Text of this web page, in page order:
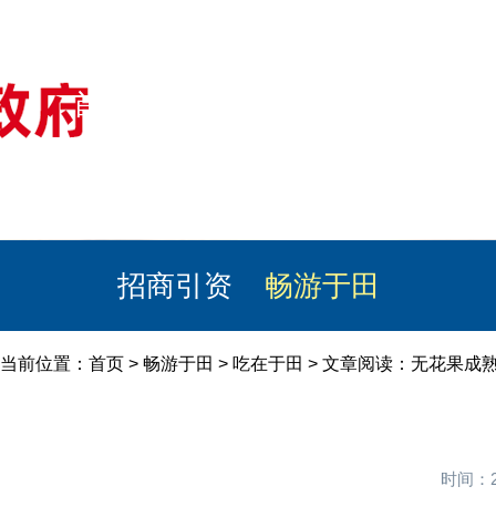
首页
招商引资 畅游于田
当前位置： 首页 > 畅游于田 > 吃在于田 > 文章阅读：无花果成
时间：